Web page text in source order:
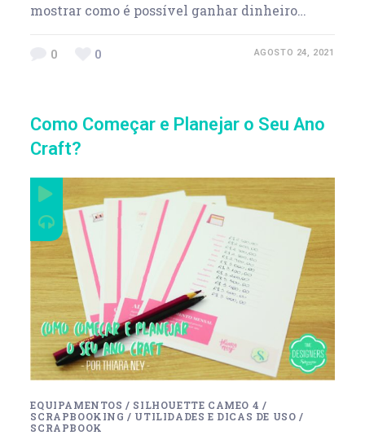
mostrar como é possível ganhar dinheiro…
0 0 AGOSTO 24, 2021
Como Começar e Planejar o Seu Ano
Craft?
EQUIPAMENTOS / SILHOUETTE CAMEO 4 /
SCRAPBOOKING / UTILIDADES E DICAS DE USO /
SCRAPBOOK